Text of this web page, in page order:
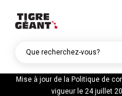
Mise à jour de la Politique de
vigueur le 24 juillet
Que recherchez-vous?